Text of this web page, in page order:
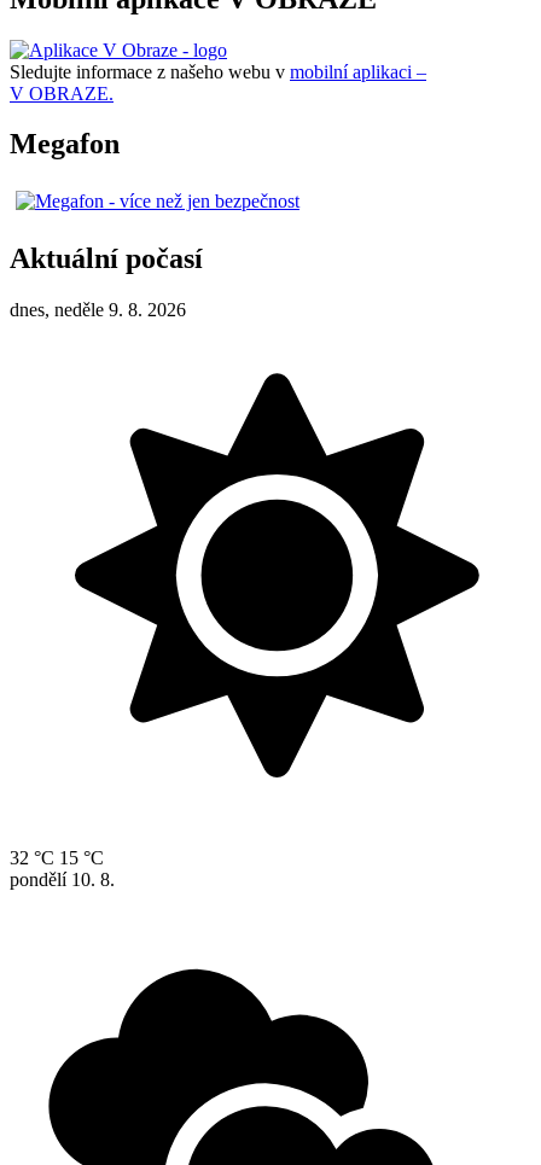
Sledujte informace z našeho webu v mobilní aplikaci –
V OBRAZE.
Megafon
Aktuální počasí
dnes, neděle 9. 8. 2026
32 °C 15 °C
pondělí 10. 8.